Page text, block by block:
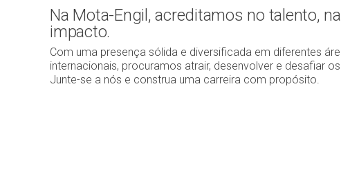
Na Mota-Engil, acreditamos no talento,
impacto.
Com uma presença sólida e diversificada em diferentes
internacionais, procuramos atrair, desenvolver e desafiar
Junte-se a nós e construa uma carreira com propósito.